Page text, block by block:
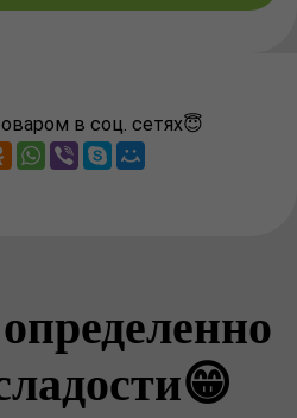
в соц. сетях😇